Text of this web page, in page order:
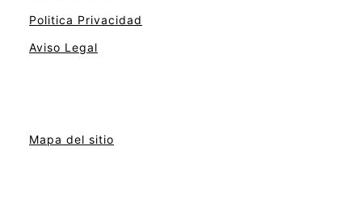
Politica Privacidad
Aviso Legal
Mapa del sitio